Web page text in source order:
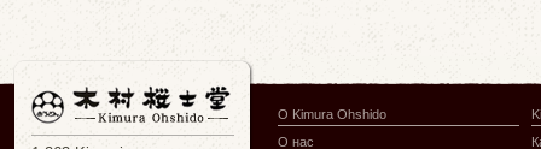
О Kimura Ohshido
О нас